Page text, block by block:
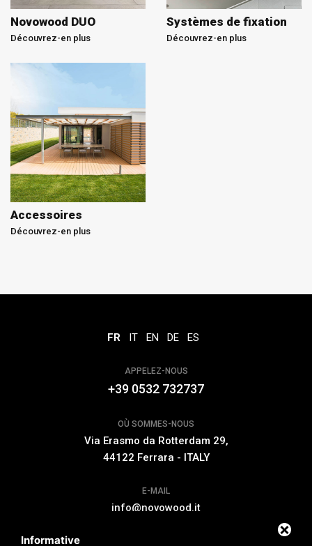
Novowood DUO
Découvrez-en plus
Systèmes de fixation
Découvrez-en plus
Accessoires
Découvrez-en plus
FR IT EN DE ES
APPELEZ-NOUS
+39 0532 732737
OÙ SOMMES-NOUS
Via Erasmo da Rotterdam 29,
44122 Ferrara - ITALY
E-MAIL
info@novowood.it
Informative